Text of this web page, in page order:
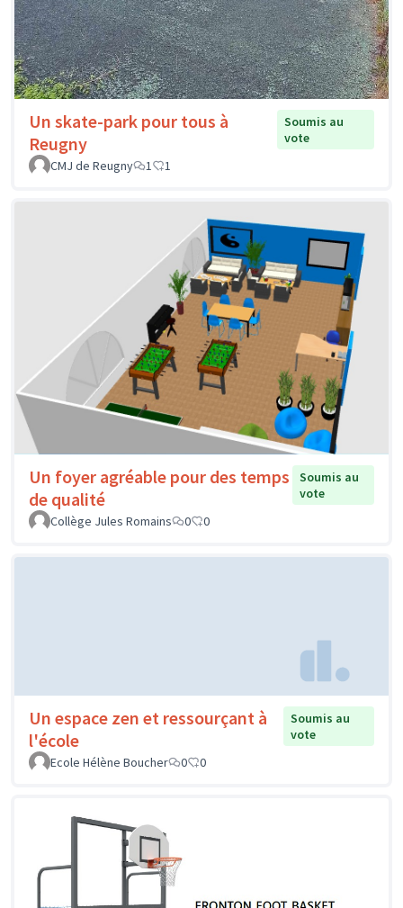
Un skate-park pour tous à
Reugny
Soumis au
vote
CMJ de Reugny
1 1
Un foyer agréable pour des temps
de qualité
Soumis au
vote
Collège Jules Romains
0 0
Un espace zen et ressourçant à
l'école
Soumis au
vote
Ecole Hélène Boucher
0 0